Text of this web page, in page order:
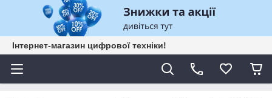
Інтернет-магазин цифрової техніки!